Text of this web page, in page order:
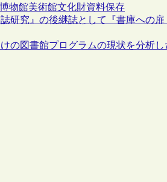
博物館美術館文化財資料保存
研究』の後継誌として『書庫への
の図書館プログラムの現状を分析し